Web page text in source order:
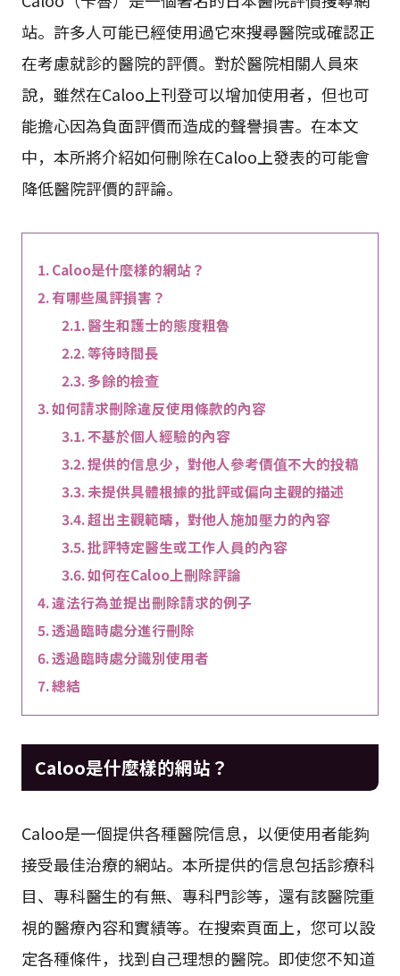
站。許多人可能已經使用過它來搜尋醫院或確認正
在考慮就診的醫院的評價。對於醫院相關人員來
說，雖然在Caloo上刊登可以增加使用者，但也可
能擔心因為負面評價而造成的聲譽損害。在本文
中，本所將介紹如何刪除在Caloo上發表的可能會
降低醫院評價的評論。
Caloo是什麼樣的網站？
有哪些風評損害？
醫生和護士的態度粗魯
等待時間長
多餘的檢查
如何請求刪除違反使用條款的內容
不基於個人經驗的內容
提供的信息少，對他人參考價值不大的投稿
未提供具體根據的批評或偏向主觀的描述
超出主觀範疇，對他人施加壓力的內容
批評特定醫生或工作人員的內容
如何在Caloo上刪除評論
違法行為並提出刪除請求的例子
透過臨時處分進行刪除
透過臨時處分識別使用者
總結
Caloo是什麼樣的網站？
Caloo是一個提供各種醫院信息，以便使用者能夠
接受最佳治療的網站。本所提供的信息包括診療科
目、專科醫生的有無、專科門診等，還有該醫院重
視的醫療內容和實績等。在搜索頁面上，您可以設
定各種條件，找到自己理想的醫院。即使您不知道